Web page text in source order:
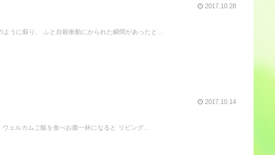
2017.10.28
うに蘇り、 ふと自殺衝動にかられた瞬間があったと...
2017.10.14
ェルカムご飯を食べお腹一杯になると リビング...